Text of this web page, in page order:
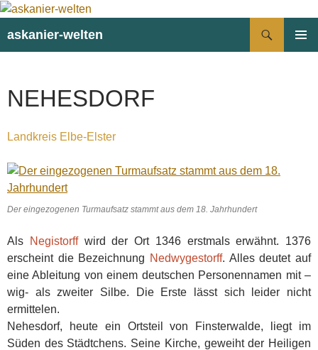
askanier-welten
NEHESDORF
Landkreis Elbe-Elster
Der eingezogenen Turmaufsatz stammt aus dem 18. Jahrhundert
Als Negistorff wird der Ort 1346 erstmals erwähnt. 1376
erscheint die Bezeichnung Nedwygestorff. Alles deutet auf
eine Ableitung von einem deutschen Personennamen mit –
wig- als zweiter Silbe. Die Erste lässt sich leider nicht
ermittelen.
Nehesdorf, heute ein Ortsteil von Finsterwalde, liegt im
Süden des Städtchens. Seine Kirche, geweiht der Heiligen